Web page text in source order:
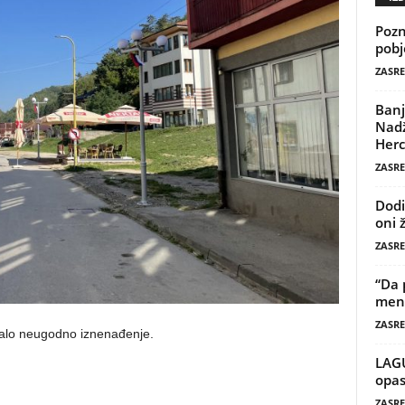
neugodno iznenađenje.
oni
“Da